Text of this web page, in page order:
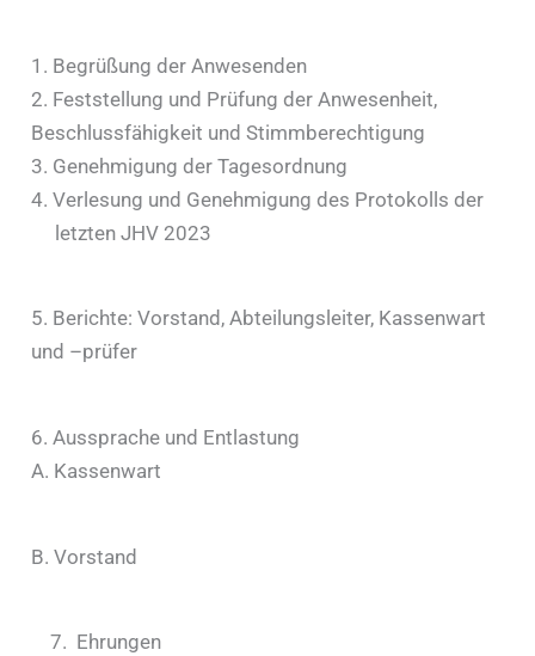
1. Begrüßung der Anwesenden
2. Feststellung und Prüfung der Anwesenheit,
Beschlussfähigkeit und Stimmberechtigung
3. Genehmigung der Tagesordnung
4.Verlesung und Genehmigung des Protokolls der
letzten JHV 2023
5. Berichte: Vorstand, Abteilungsleiter, Kassenwart
und –prüfer
6.Aussprache und Entlastung
A. Kassenwart
B. Vorstand
7. Ehrungen